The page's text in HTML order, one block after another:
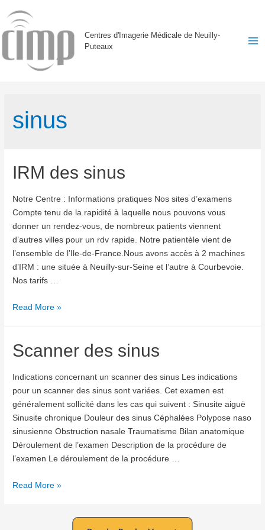
Centres d'Imagerie Médicale de Neuilly-
Puteaux
sinus
IRM des sinus
Notre Centre : Informations pratiques Nos sites d’examens
Compte tenu de la rapidité à laquelle nous pouvons vous
donner un rendez-vous, de nombreux patients viennent
d’autres villes pour un rdv rapide. Notre patientèle vient de
l’ensemble de l’Ile-de-France.Nous avons accès à 2 machines
d’IRM : une située à Neuilly-sur-Seine et l’autre à Courbevoie.
Nos tarifs …
IRM
Read More »
Scanner des sinus
Indications concernant un scanner des sinus Les indications
pour un scanner des sinus sont variées. Cet examen est
généralement sollicité dans les cas qui suivent : Sinusite aiguë
Sinusite chronique Douleur des sinus Céphalées Polypose naso
sinusienne Obstruction nasale Traumatisme Bilan anatomique
Déroulement de l’examen Description de la procédure de
l’examen Le déroulement de la procédure …
Scanner
Read More »